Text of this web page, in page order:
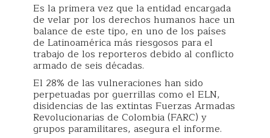
Es la primera vez que la entidad encargada
de velar por los derechos humanos hace un
balance de este tipo, en uno de los países
de Latinoamérica más riesgosos para el
trabajo de los reporteros debido al conflicto
armado de seis décadas.
El 28% de las vulneraciones han sido
perpetuadas por guerrillas como el ELN,
disidencias de las extintas Fuerzas Armadas
Revolucionarias de Colombia (FARC) y
grupos paramilitares, asegura el informe.